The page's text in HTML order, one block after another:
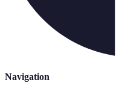
Navigation